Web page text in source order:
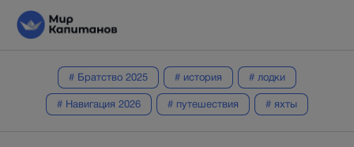
# Братство 2025 # история # лодки
# Навигация 2026 # путешествия # яхты